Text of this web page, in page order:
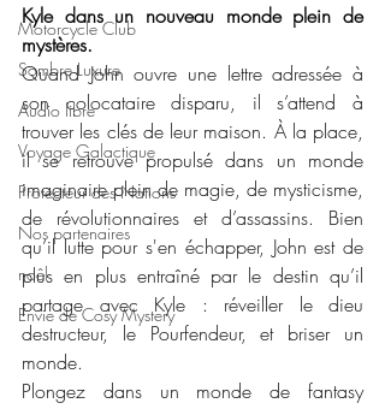
Motorcycle Club
Sombre Luxure
Audio libre
Voyage Galactique
Protecteur des Nations
Nos partenaires
noêl
Envie de Cosy Mystery
Kyle dans un nouveau monde plein de
mystères.
Quand John ouvre une lettre adressée à
son colocataire disparu, il s’attend à
trouver les clés de leur maison. À la place,
il se retrouve propulsé dans un monde
imaginaire plein de magie, de mysticisme,
de révolutionnaires et d’assassins. Bien
qu’il lutte pour s'en échapper, John est de
plus en plus entraîné par le destin qu’il
partage avec Kyle : réveiller le dieu
destructeur, le Pourfendeur, et briser un
monde.
Plongez dans un monde de fantasy